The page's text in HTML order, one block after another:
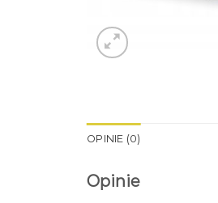
OPINIE (0)
Opinie